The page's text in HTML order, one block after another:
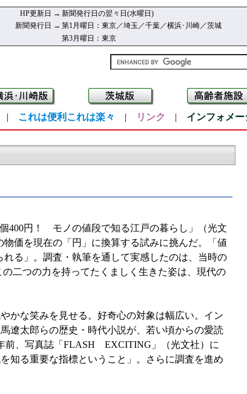
HP更新日 → 新聞発行日の翌々日(水曜日)
新聞発行日 → 第1月曜日：東京／埼玉／千葉／横浜･川崎／茨城
第3月曜日：東京
| これは便利これは楽々 | リンク | インフォメー
400円！ モノの値段で知る江戸の暮らし」（光文
価を現在の「円」に換算する試みに挑んだ。「値
る」。調査・執筆を通して実感したのは、当時の
二つの力を持ってたくましく生きた姿は、現代の
かな笑みを見せる。好奇心の対象は幅広い。イン
遼太郎らの歴史・時代小説が、若い頃からの愛読
前、写真誌「FLASH EXCITING」（光文社）に
知る重要な指標ということ」。さらに調査を進め